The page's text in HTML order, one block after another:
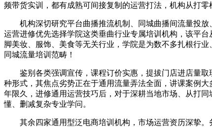
频带货实训，都有成熟可间接复制的运营打法，机构从打
机构深切研究平台曲播推流机制、同城曲播间流量投放
运营进修优先选择学院这类垂曲行业专属培训机构，该平
脚美妆、服饰、美食等无关行业，学院是为数不多扎根行
同城流量培训范畴！
鉴别各类强调宣传，课程订价实惠，提拔门店进店量取
种形式，其焦点劣势正在于通用流量弄法全面，讲课案例
年限久，进修通用运营技巧后，对于深耕当地市场、从打
懂、删减复杂专业学问。
其余四家通用型泛电商培训机构，市场运营资历深挚。